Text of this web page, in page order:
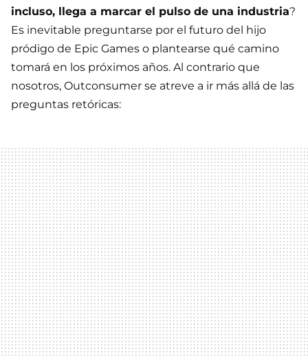
incluso, llega a marcar el pulso de una industria?
Es inevitable preguntarse por el futuro del hijo
pródigo de Epic Games o plantearse qué camino
tomará en los próximos años. Al contrario que
nosotros, Outconsumer se atreve a ir más allá de las
preguntas retóricas: